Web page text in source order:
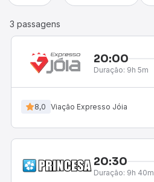
3 passagens
20:00
Duração: 9h 5m
8,0 Viação Expresso Jóia
20:30
Duração: 9h 40m